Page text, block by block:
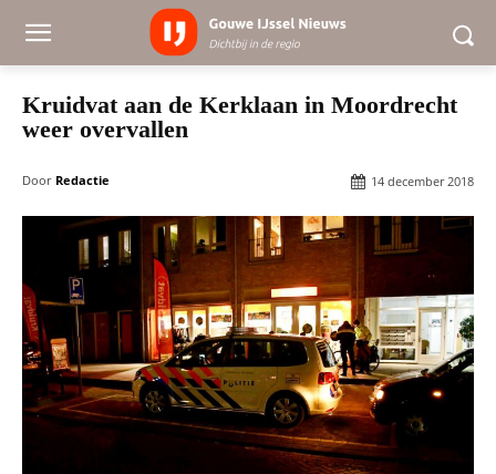
Kruidvat aan de Kerklaan in Moordrecht
weer overvallen
Door Redactie 14 december 2018